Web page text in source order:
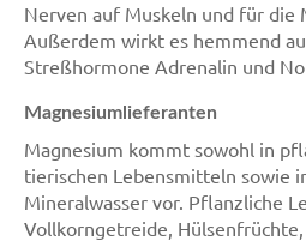
Nerven auf Muskeln und für die
Außerdem wirkt es hemmend
Streßhormone Adrenalin und
Magnesiumlieferanten
Magnesium kommt sowohl in
tierischen Lebensmitteln sowie
Mineralwasser vor. Pflanzliche
Vollkorngetreide,